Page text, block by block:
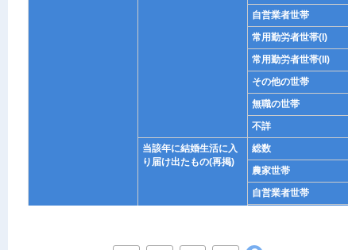
自営業者世帯
常用勤労者世帯(I)
常用勤労者世帯(II)
その他の世帯
無職の世帯
不詳
当該年に結婚生活に入
り届け出たもの(再掲)
総数
農家世帯
自営業者世帯